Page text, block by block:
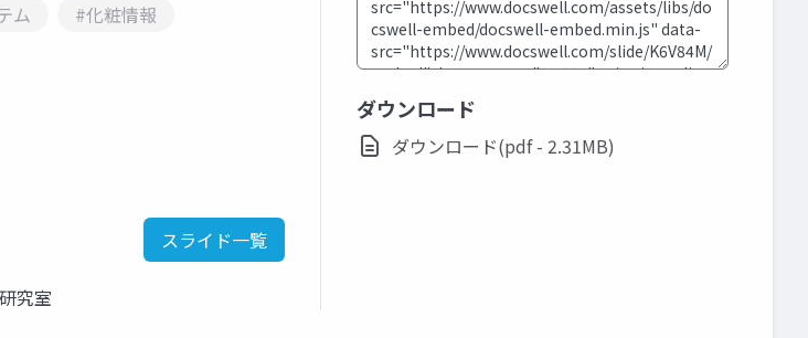
ム
#化粧情報
スライド一覧
究室
ダウンロード
ダウンロード(pdf - 2.31MB)